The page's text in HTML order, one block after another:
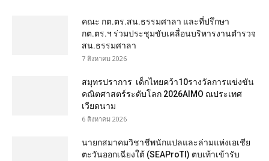
คณะ กต.ตร.สน.ธรรมศาลา และที่ปรึกษา
กต.ตร.ฯ ร่วมประชุมขับเคลื่อนบริหารงานตำรวจ
สน.ธรรมศาลา
7 สิงหาคม 2026
สมุทรปราการ เด็กไทยคว้า10รางวัลการแข่งขัน
คณิตศาสตร์ระดับโลก 2026AIMO ณประเทศ
เวียดนาม
6 สิงหาคม 2026
นายกสมาคมวิชาชีพนักแปลและล่ามแห่งเอเชีย
ตะวันออกเฉียงใต้ (SEAProTI) ตบเท้าเข้ารับ